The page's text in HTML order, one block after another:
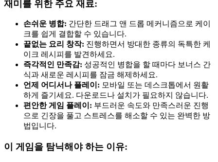
재미를 위한 주요 재료:
손쉬운 병합: 간단한 드래그 앤 드롭 메커니즘으로 케이
크를 쉽게 결합할 수 있습니다.
끝없는 요리 창작: 진행하면서 방대한 종류의 독특한 케
이크 레시피를 발견하세요.
즉각적인 만족감: 성공적인 병합을 할 때마다 보너스 간
식과 새로운 레시피를 잠금 해제하세요.
언제 어디서나 플레이: 모바일 또는 데스크톱에서 원활
하게 즐기세요. 다운로드나 설치가 필요하지 않습니다.
편안한 게임 플레이: 부드러운 속도와 만족스러운 진행
으로 긴장을 풀고 스트레스를 해소할 수 있는 완벽한 방
법입니다.
이 게임을 탐닉해야 하는 이유: